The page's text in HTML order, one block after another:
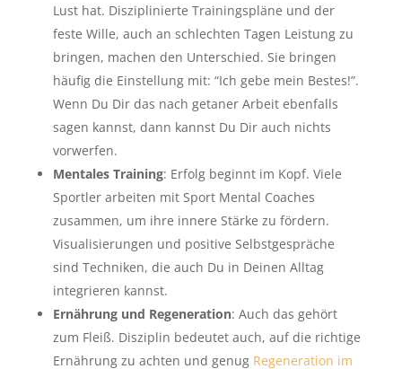
Lust hat. Disziplinierte Trainingspläne und der
feste Wille, auch an schlechten Tagen Leistung zu
bringen, machen den Unterschied. Sie bringen
häufig die Einstellung mit: “Ich gebe mein Bestes!”.
Wenn Du Dir das nach getaner Arbeit ebenfalls
sagen kannst, dann kannst Du Dir auch nichts
vorwerfen.
Mentales Training: Erfolg beginnt im Kopf. Viele
Sportler arbeiten mit Sport Mental Coaches
zusammen, um ihre innere Stärke zu fördern.
Visualisierungen und positive Selbstgespräche
sind Techniken, die auch Du in Deinen Alltag
integrieren kannst.
Ernährung und Regeneration: Auch das gehört
zum Fleiß. Disziplin bedeutet auch, auf die richtige
Ernährung zu achten und genug Regeneration im